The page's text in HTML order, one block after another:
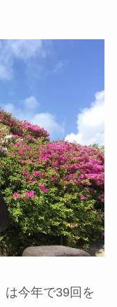
は今年で39回を